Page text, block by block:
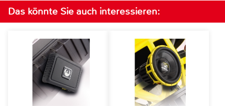
Das könnte Sie auch interessieren: